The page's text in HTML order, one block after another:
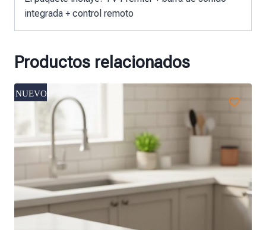
integrada + control remoto
Productos relacionados
NUEVO!